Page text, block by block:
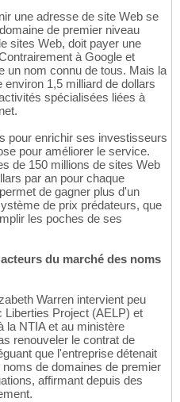
une adresse de site Web se
de premier niveau
sites Web, doit payer une
à Google et
un nom connu de tous. Mais la
1,5 milliard de dollars
spécialisées liées à
pour enrichir ses investisseurs
pour améliorer le service.
de 150 millions de sites Web
par an pour chaque
de gagner plus d'un
de prix prédateurs, que
les poches de ses
du marché des noms
Warren intervient peu
Project (AELP) et
la NTIA et au ministère
renouveler le contrat de
que l'entreprise détenait
de domaines de premier
affirmant depuis des